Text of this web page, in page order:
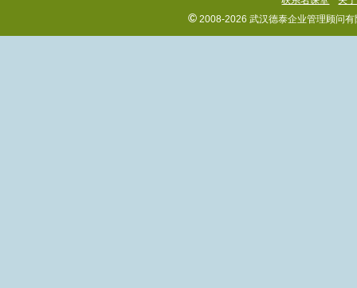
© 2008-2026 武汉德泰企业管理顾问